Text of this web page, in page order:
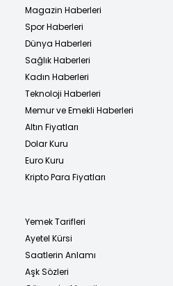
Magazin Haberleri
Spor Haberleri
Dünya Haberleri
Sağlık Haberleri
Kadın Haberleri
Teknoloji Haberleri
Memur ve Emekli Haberleri
Altın Fiyatları
Dolar Kuru
Euro Kuru
Kripto Para Fiyatları
Yemek Tarifleri
Ayetel Kürsi
Saatlerin Anlamı
Aşk Sözleri